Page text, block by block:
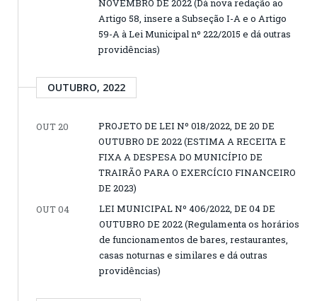
NOVEMBRO DE 2022 (Dá nova redação ao
Artigo 58, insere a Subseção I-A e o Artigo
59-A à Lei Municipal nº 222/2015 e dá outras
providências)
OUTUBRO, 2022
OUT 20
PROJETO DE LEI Nº 018/2022, DE 20 DE
OUTUBRO DE 2022 (ESTIMA A RECEITA E
FIXA A DESPESA DO MUNICÍPIO DE
TRAIRÃO PARA O EXERCÍCIO FINANCEIRO
DE 2023)
OUT 04
LEI MUNICIPAL Nº 406/2022, DE 04 DE
OUTUBRO DE 2022 (Regulamenta os horários
de funcionamentos de bares, restaurantes,
casas noturnas e similares e dá outras
providências)